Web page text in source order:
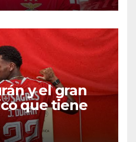
y el gran
que tiene